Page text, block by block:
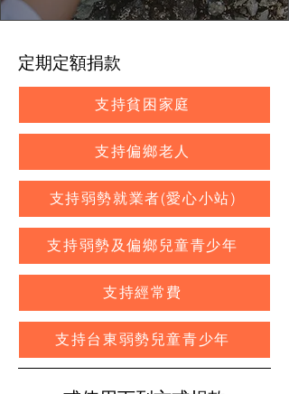
定期定額捐款
支持貧困家庭
支持偏鄉老人
支持弱勢就業者(愛心小站)
支持弱勢及偏鄉兒童青少年
支持經常費
支持台東弱勢兒童青少年